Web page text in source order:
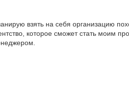
взять на себя организацию
которое сможет стать моим